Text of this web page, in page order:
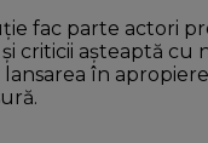
fac parte actori
criticii așteaptă cu
lansarea în